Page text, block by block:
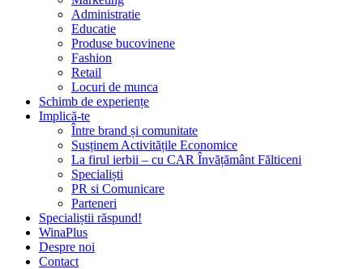
Administratie
Educatie
Produse bucovinene
Fashion
Retail
Locuri de munca
Schimb de experiențe
Implică-te
Între brand și comunitate
Susținem Activitățile Economice
La firul ierbii – cu CAR Învățământ Fălticeni
Specialiști
PR si Comunicare
Parteneri
Specialiștii răspund!
WinaPlus
Despre noi
Contact